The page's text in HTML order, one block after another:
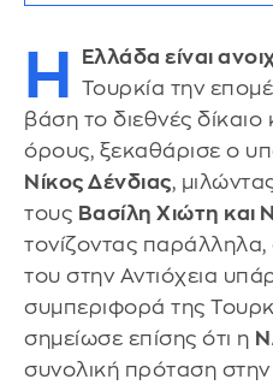
Η Ελλάδα είναι
Τουρκία την
βάση το διεθνές δίκαιο
όρους, ξεκαθάρισε ο
Νίκος Δένδιας,
τους Βασίλη Χιώτη
τονίζοντας παράλληλα,
του στην Αντιόχεια
συμπεριφορά της
σημείωσε επίσης ότι η
συνολική πρόταση